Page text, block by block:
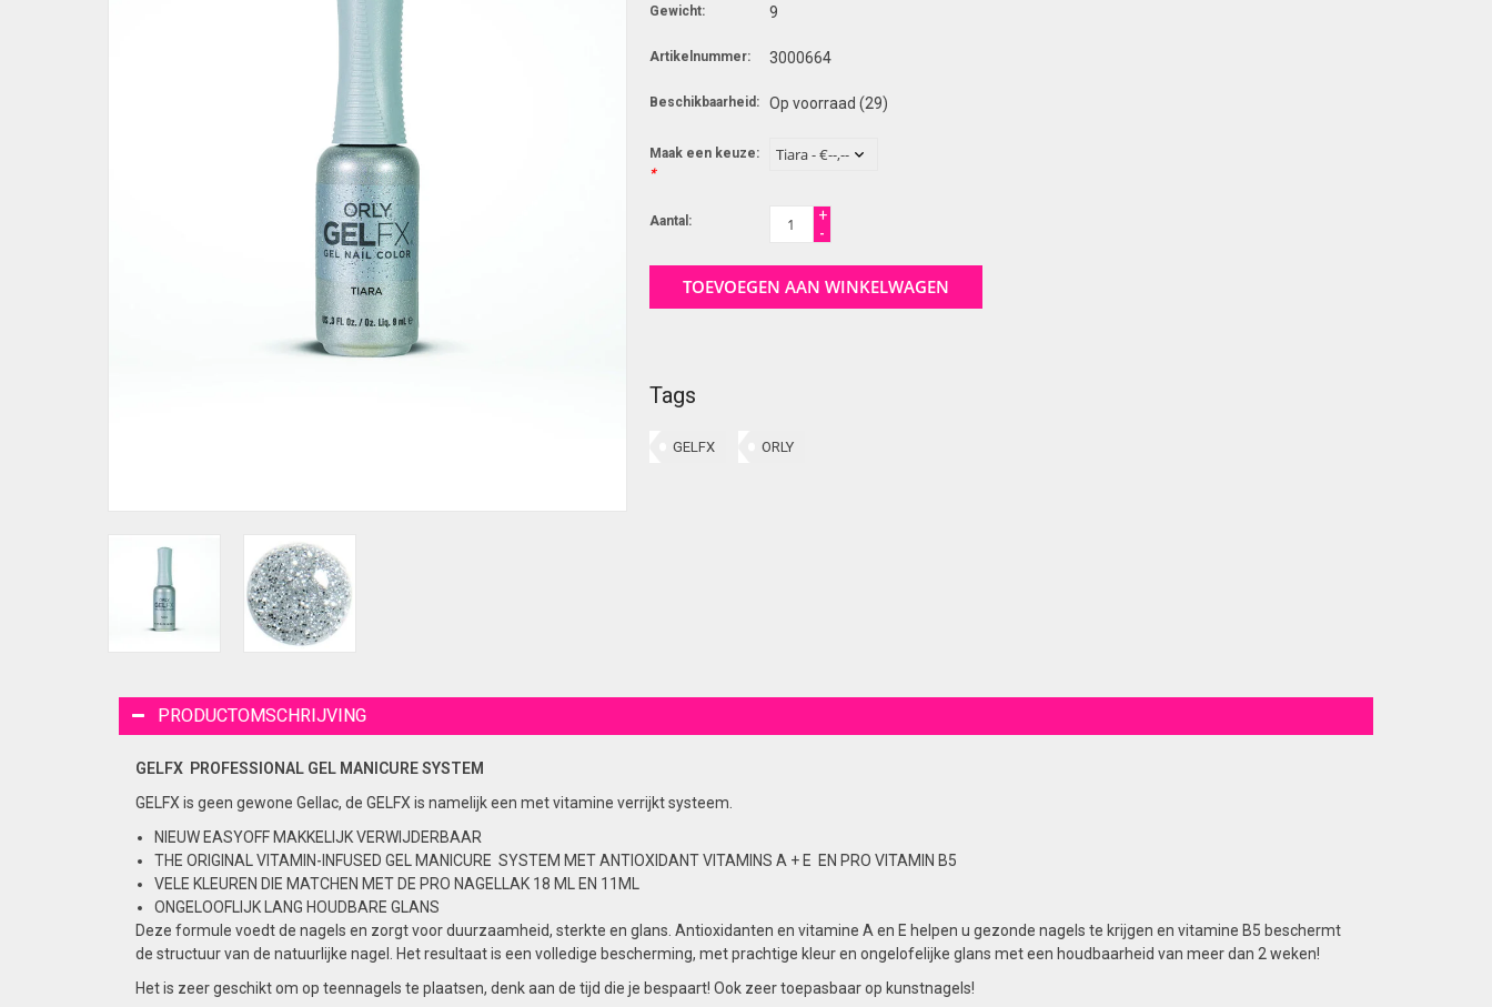
Gewicht: 9
Artikelnummer: 3000664
Beschikbaarheid: Op voorraad (29)
Maak een keuze:
*
Aantal:
+
-
TOEVOEGEN AAN WINKELWAGEN
Tags
GELFX ORLY
PRODUCTOMSCHRIJVING
GELFX PROFESSIONAL GEL MANICURESYSTEM
GELFX is geen gewone Gellac, de GELFX is namelijk een met vitamine verrijkt systeem.
NIEUW EASYOFF MAKKELIJK VERWIJDERBAAR
THE ORIGINAL VITAMIN-INFUSED GEL MANICURE SYSTEM MET ANTIOXIDANT VITAMINS A + E EN PRO VITAMIN B5
VELE KLEUREN DIE MATCHEN MET DE PRO NAGELLAK 18 ML EN 11ML
ONGELOOFLIJK LANG HOUDBARE GLANS
Deze formule voedt de nagels en zorgt voor duurzaamheid, sterkte en glans. Antioxidanten en vitamine A en E helpen u gezonde nagels te krijgen en vitamine B5 beschermt
de structuur van de natuurlijke nagel. Het resultaat is een volledige bescherming, met prachtige kleur en ongelofelijke glans met een houdbaarheid van meer dan 2 weken!
Het is zeer geschikt om op teennagels te plaatsen, denk aan de tijd die je bespaart! Ook zeer toepasbaar op kunstnagels!